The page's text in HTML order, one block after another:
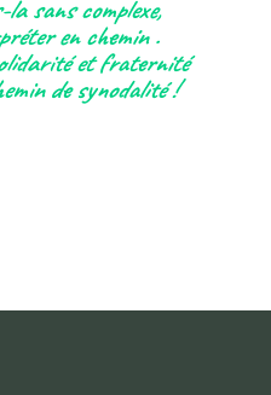
sans complexe,
en chemin .
et fraternité
de synodalité !